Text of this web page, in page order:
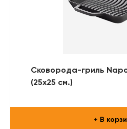
Сковорода-гриль
(25х25 см.)
+ В